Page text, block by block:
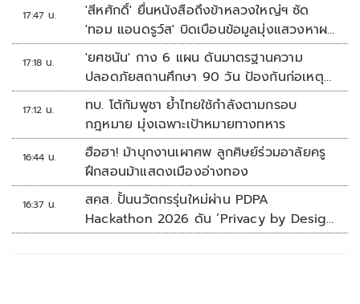
17:47 น.
'สีหศักดิ์' ยื่นหนังสือถึงข้าหลวงใหญ่ฯ ซัด
'ทอม แอนดรูว์ส' บิดเบือนข้อมูลมุ่งแสวงหาผล
ประโยชน์ทางการเมือง
17:18 น.
'ยศชนัน' กาง 6 แผน ดันมาตรฐานความ
ปลอดภัยสถานศึกษา 90 วัน ป้องกันก่อเหตุ
รุนแรง
17:12 น.
ทบ. โต้กัมพูชา ย้ำไทยใช้กำลังตามกรอบ
กฎหมาย มุ่งเฉพาะเป้าหมายทางทหาร
16:44 น.
ฮือฮา! ม้าบุกงานเผาศพ ลูกศิษย์ร่วมอาลัยครู
ฝึกสอนม้าแสดงเมืองอ่างทอง
16:37 น.
สคส. ปั้นนวัตกรรุ่นใหม่ผ่าน PDPA
Hackathon 2026 ดัน ‘Privacy by Design
for all’ สู่โซลูชันคุ้มครองข้อมูลส่วนบุคคลที่